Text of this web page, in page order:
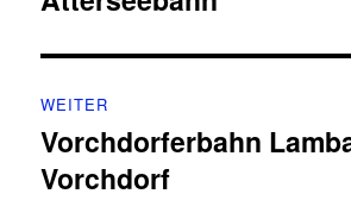
WEITER
Nächster
Beitrag:
Vorchdorferbahn
Vorchdorf